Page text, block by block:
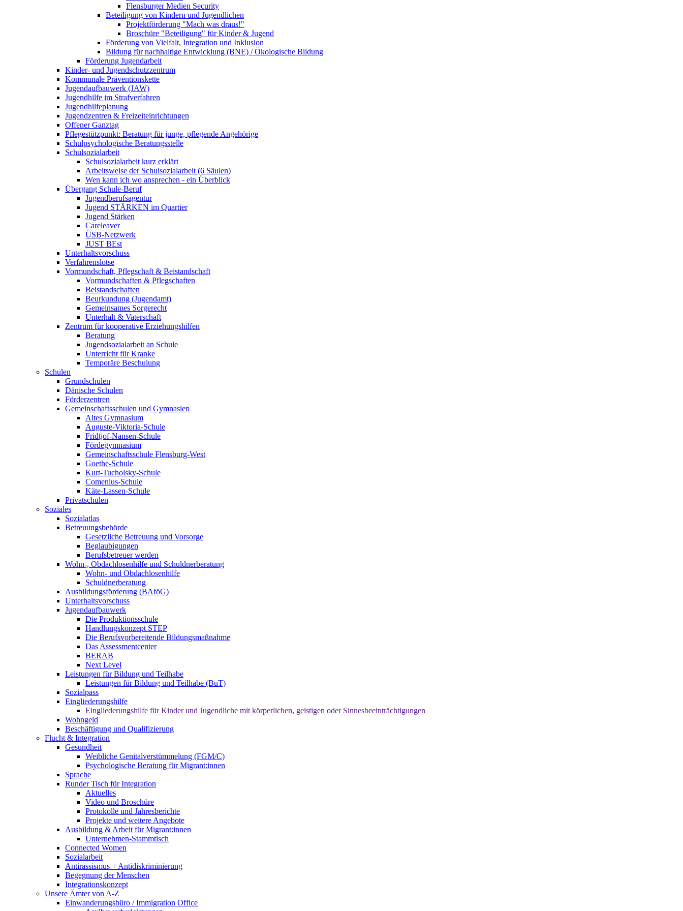
Flensburger Medien Security
Beteiligung von Kindern und Jugendlichen
Projektförderung "Mach was draus!"
Broschüre "Beteiligung" für Kinder & Jugend
Förderung von Vielfalt, Integration und Inklusion
Bildung für nachhaltige Entwicklung (BNE) / Ökologische Bildung
Förderung Jugendarbeit
Kinder- und Jugendschutzzentrum
Kommunale Präventionskette
Jugendaufbauwerk (JAW)
Jugendhilfe im Strafverfahren
Jugendhilfeplanung
Jugendzentren & Freizeiteinrichtungen
Offener Ganztag
Pflegestützpunkt: Beratung für junge, pflegende Angehörige
Schulpsychologische Beratungsstelle
Schulsozialarbeit
Schulsozialarbeit kurz erklärt
Arbeitsweise der Schulsozialarbeit (6 Säulen)
Wen kann ich wo ansprechen - ein Überblick
Übergang Schule-Beruf
Jugendberufsagentur
Jugend STÄRKEN im Quartier
Jugend Stärken
Careleaver
ÜSB-Netzwerk
JUST BEst
Unterhaltsvorschuss
Verfahrenslotse
Vormundschaft, Pflegschaft & Beistandschaft
Vormundschaften & Pflegschaften
Beistandschaften
Beurkundung (Jugendamt)
Gemeinsames Sorgerecht
Unterhalt & Vaterschaft
Zentrum für kooperative Erziehungshilfen
Beratung
Jugendsozialarbeit an Schule
Unterricht für Kranke
Temporäre Beschulung
Schulen
Grundschulen
Dänische Schulen
Förderzentren
Gemeinschaftsschulen und Gymnasien
Altes Gymnasium
Auguste-Viktoria-Schule
Fridtjof-Nansen-Schule
Fördegymnasium
Gemeinschaftsschule Flensburg-West
Goethe-Schule
Kurt-Tucholsky-Schule
Comenius-Schule
Käte-Lassen-Schule
Privatschulen
Soziales
Sozialatlas
Betreuungsbehörde
Gesetzliche Betreuung und Vorsorge
Beglaubigungen
Berufsbetreuer werden
Wohn-, Obdachlosenhilfe und Schuldnerberatung
Wohn- und Obdachlosenhilfe
Schuldnerberatung
Ausbildungsförderung (BAföG)
Unterhaltsvorschuss
Jugendaufbauwerk
Die Produktionsschule
Handlungskonzept STEP
Die Berufsvorbereitende Bildungsmaßnahme
Das Assessmentcenter
BERAB
Next Level
Leistungen für Bildung und Teilhabe
Leistungen für Bildung und Teilhabe (BuT)
Sozialpass
Eingliederungshilfe
Eingliederungshilfe für Kinder und Jugendliche mit körperlichen, geistigen oder Sinnesbeeinträchtigungen
Wohngeld
Beschäftigung und Qualifizierung
Flucht & Integration
Gesundheit
Weibliche Genitalverstümmelung (FGM/C)
Psychologische Beratung für Migrant:innen
Sprache
Runder Tisch für Integration
Aktuelles
Video und Broschüre
Protokolle und Jahresberichte
Projekte und weitere Angebote
Ausbildung & Arbeit für Migrant:innen
Unternehmen-Stammtisch
Connected Women
Sozialarbeit
Antirassismus + Antidiskriminierung
Begegnung der Menschen
Integrationskonzept
Unsere Ämter von A-Z
Einwanderungsbüro / Immigration Office